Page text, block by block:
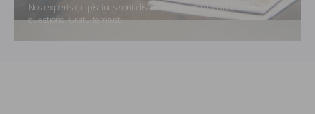
Nos experts en piscines sont disponibles pour répondre à vos
questions. Gratuitement.